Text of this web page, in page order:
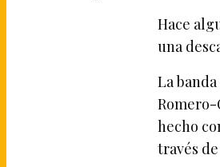
Hace
una
La
hecho
través